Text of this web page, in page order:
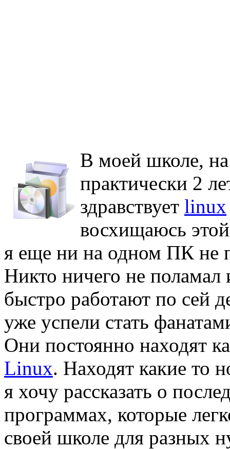
В моей школе,
практически 2
здравствует linux
восхищаюсь
я еще ни на одном ПК не
Никто ничего не
быстро работают по сей
уже успели стать
Они постоянно находят
Linux. Находят какие то
я хочу рассказать о
программах, которые
своей школе для разных